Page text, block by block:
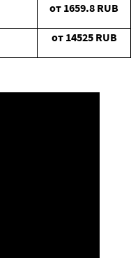
от 1659.8 RUB
от 14525 RUB